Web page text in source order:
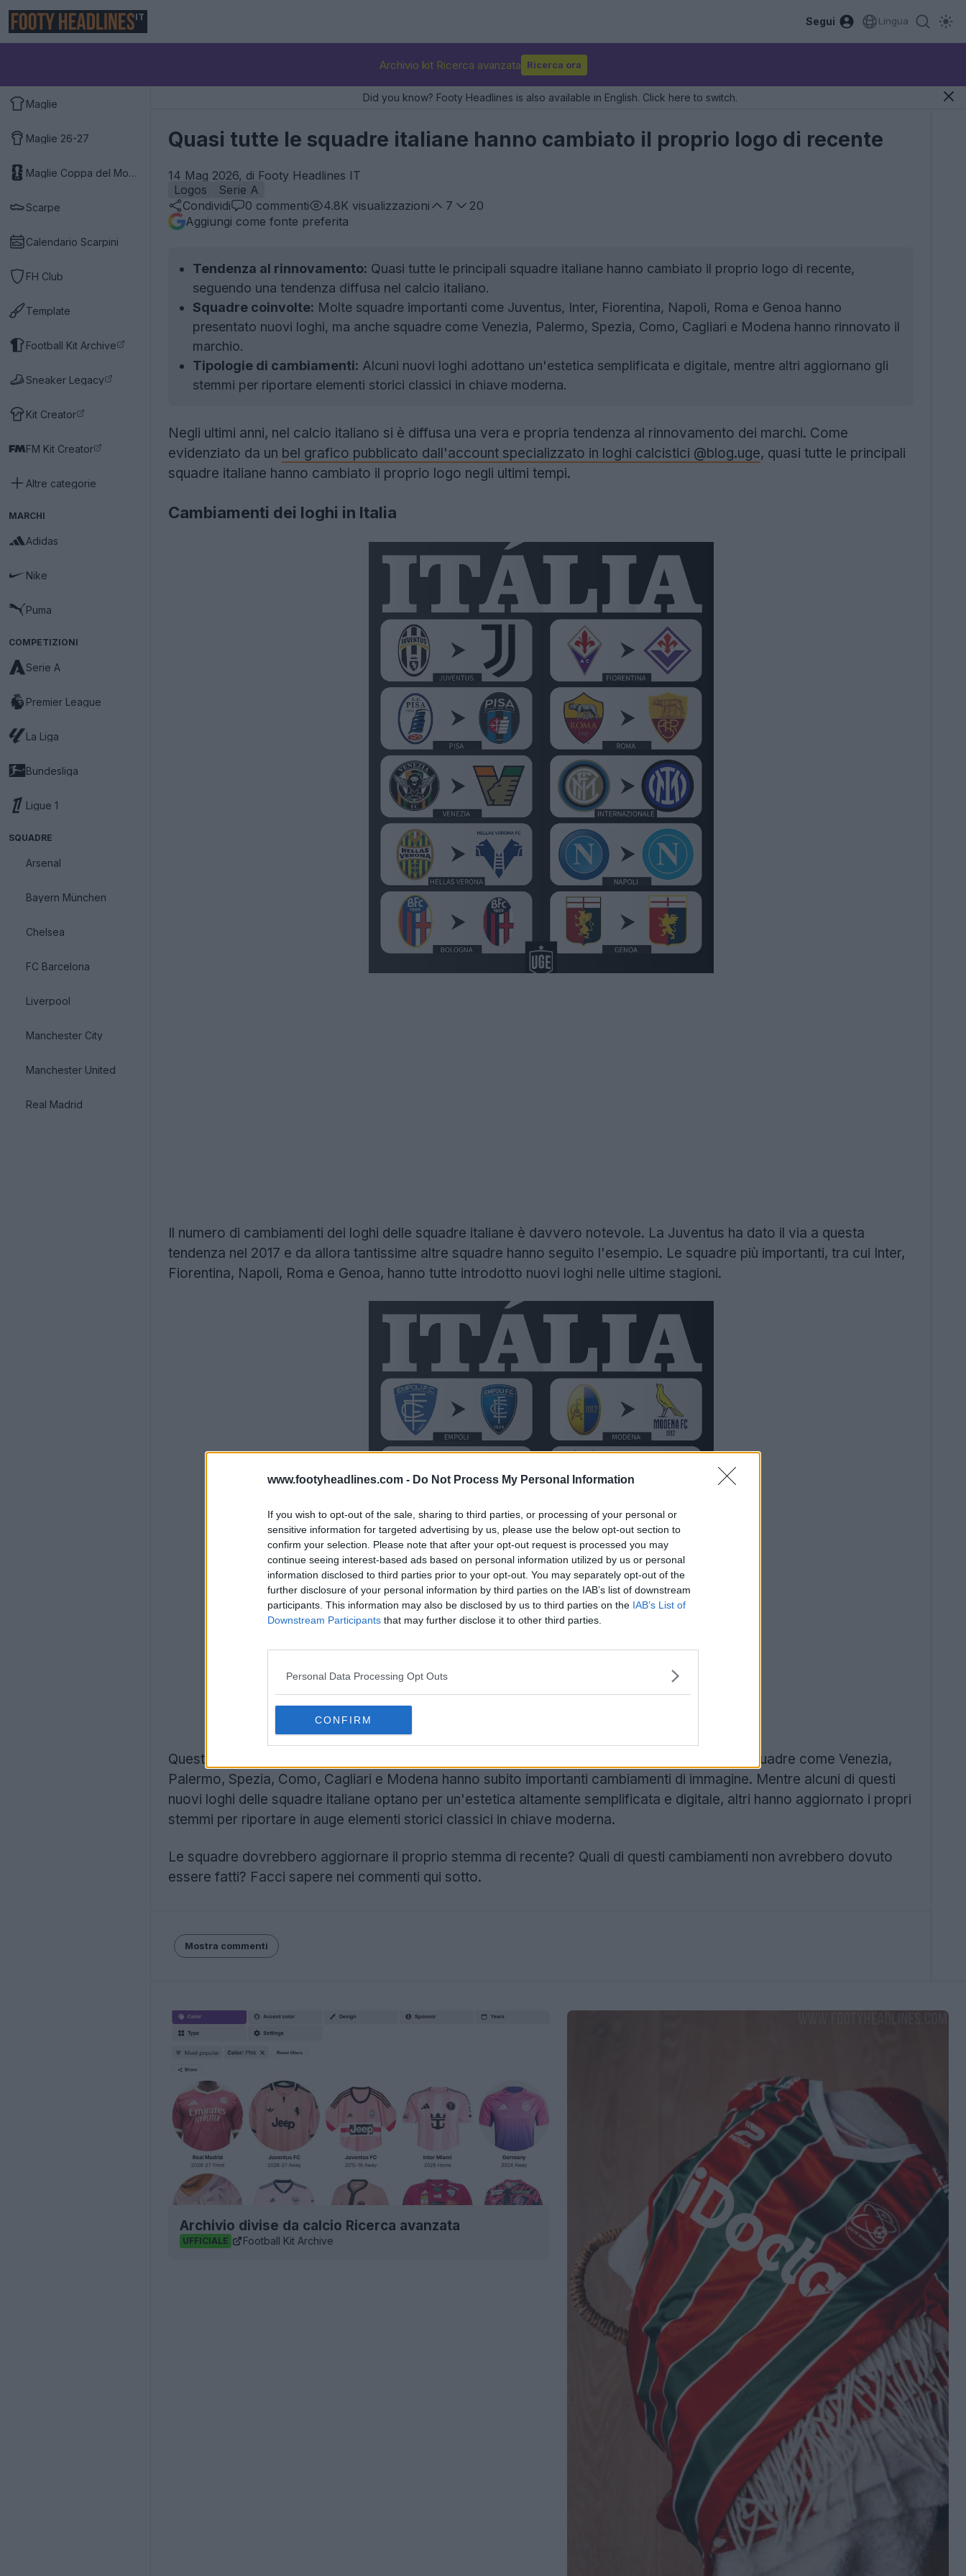
www.footyheadlines.com - Do Not Process My Personal Information
If you wish to opt-out of the sale, sharing to third parties, or processing of your personal or
sensitive information for targeted advertising by us, please use the below opt-out section to
confirm your selection. Please note that after your opt-out request is processed you may
continue seeing interest-based ads based on personal information utilized by us or personal
information disclosed to third parties prior to your opt-out. You may separately opt-out of the
further disclosure of your personal information by third parties on the IAB’s list of downstream
participants. This information may also be disclosed by us to third parties on the IAB’s List of
Downstream Participants that may further disclose it to other third parties.
Personal Data Processing Opt Outs
CONFIRM
IT Segui Lingua
Archivio kit Ricerca avanzata Ricerca ora
Maglie
Maglie 26-27
Maglie Coppa del Mondo 2026
Scarpe
Calendario Scarpini
FH Club
Template
Football Kit Archive
Sneaker Legacy
Kit Creator
FM Kit Creator
Altre categorie
MARCHI
Adidas
Nike
Puma
COMPETIZIONI
Serie A
Premier League
La Liga
Bundesliga
Ligue 1
SQUADRE
Arsenal
Bayern München
Chelsea
FC Barcelona
Liverpool
Manchester City
Manchester United
Real Madrid
Did you know? Footy Headlines is also available in English. Click here to switch.
Quasi tutte le squadre italiane hanno cambiato il proprio logo di recente
14 Mag 2026, di Footy Headlines IT
Logos
Serie A
Condividi
0 commenti 4.8K visualizzazioni 7
20
Aggiungi come fonte preferita
Tendenza al rinnovamento: Quasi tutte le principali squadre italiane hanno cambiato il proprio logo di recente,
seguendo una tendenza diffusa nel calcio italiano.
Squadre coinvolte: Molte squadre importanti come Juventus, Inter, Fiorentina, Napoli, Roma e Genoa hanno
presentato nuovi loghi, ma anche squadre come Venezia, Palermo, Spezia, Como, Cagliari e Modena hanno rinnovato il
marchio.
Tipologie di cambiamenti: Alcuni nuovi loghi adottano un'estetica semplificata e digitale, mentre altri aggiornano gli
stemmi per riportare elementi storici classici in chiave moderna.
Negli ultimi anni, nel calcio italiano si è diffusa una vera e propria tendenza al rinnovamento dei marchi. Come
evidenziato da un bel grafico pubblicato dall'account specializzato in loghi calcistici @blog.uge, quasi tutte le principali
squadre italiane hanno cambiato il proprio logo negli ultimi tempi.
Cambiamenti dei loghi in Italia
Il numero di cambiamenti dei loghi delle squadre italiane è davvero notevole. La Juventus ha dato il via a questa
tendenza nel 2017 e da allora tantissime altre squadre hanno seguito l'esempio. Le squadre più importanti, tra cui Inter,
Fiorentina, Napoli, Roma e Genoa, hanno tutte introdotto nuovi loghi nelle ultime stagioni.
Questi cambiamenti nei loghi delle squadre italiane non si limitano solo ai grandi nomi. Anche squadre come Venezia,
Palermo, Spezia, Como, Cagliari e Modena hanno subito importanti cambiamenti di immagine. Mentre alcuni di questi
nuovi loghi delle squadre italiane optano per un'estetica altamente semplificata e digitale, altri hanno aggiornato i propri
stemmi per riportare in auge elementi storici classici in chiave moderna.
Le squadre dovrebbero aggiornare il proprio stemma di recente? Quali di questi cambiamenti non avrebbero dovuto
essere fatti? Facci sapere nei commenti qui sotto.
Mostra commenti
Archivio divise da calcio Ricerca avanzata
UFFICIALE Football Kit Archive